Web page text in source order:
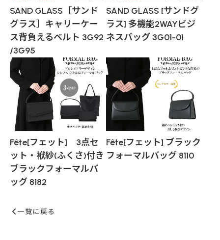
SAND GLASS［サンド
グラス］キャリーケー
ス背負えるベルト 3G92
/3G95
SAND GLASS [サンドグ
ラス] 多機能2WAYビジ
ネスバッグ 3G01-01
Fête[フェット] 3点セ
ット・袱紗(ふくさ)付き
ブラックフォーマルバ
ッグ 8182
Fête[フェット] ブラック
フォーマルバッグ 8110
一覧に戻る